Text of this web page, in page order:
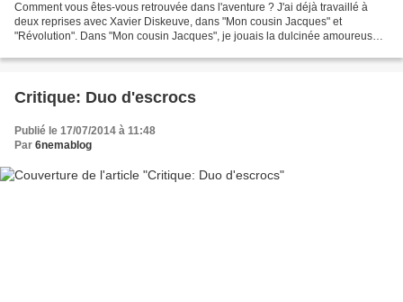
Comment vous êtes-vous retrouvée dans l'aventure ? J'ai déjà travaillé à
deux reprises avec Xavier Diskeuve, dans "Mon cousin Jacques" et
"Révolution". Dans "Mon cousin Jacques", je jouais la dulcinée amoureuse
Critique: Duo d'escrocs
Publié le 17/07/2014 à 11:48
Par 6nemablog